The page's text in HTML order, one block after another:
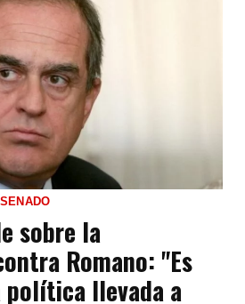
sobre la
Romano: "Es
llevada a